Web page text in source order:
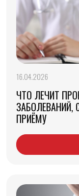
16.04.2026
ЧТО ЛЕЧИТ
ПРИЁМУ